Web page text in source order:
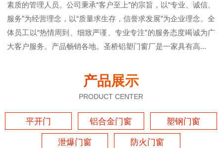
素质的管理人员。公司秉承“客户至上”的宗旨，以“专业、诚信、
服务”为经营理念，以“质量求生存，信誉求发展”为企业理念。全
体员工以“热情周到、细致严谨、专业专注”的服务态度竭诚为广
大客户服务。产品畅销各地。圣桥铝塑门窗厂是一家具有高...
产品展示
PRODUCT CENTER
平开门 铝合金门窗 塑钢门窗
泄爆门窗 防火门窗